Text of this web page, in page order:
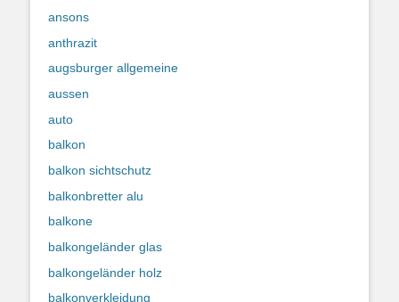
ansons
anthrazit
augsburger allgemeine
aussen
auto
balkon
balkon sichtschutz
balkonbretter alu
balkone
balkongeländer glas
balkongeländer holz
balkonverkleidung